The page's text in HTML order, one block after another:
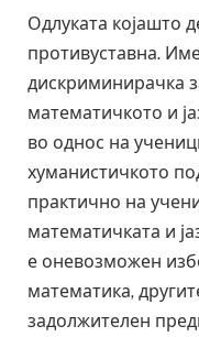
Одлуката којашто
противуставна.
дискриминирачка
математичкото и
во однос на
хуманистичкото
практично на
математичката и
е оневозможен
математика,
задолжителен